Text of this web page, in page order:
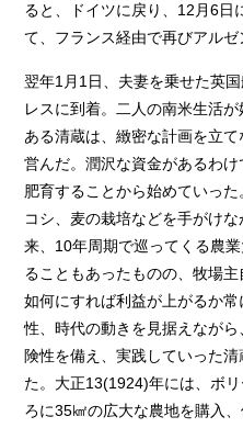
ると、ドイツに戻り、12月6日
て、フランス経由で再びアルゼ
翌年1月1日、夫妻を乗せた英
レスに到着。二人の南米生活
ある清蔵は、緻密な計画を立
営んだ。潤沢な資金があるわ
肥育することから始めていっ
コシ、麦の栽培などを手がけ
来、10年周期で巡ってくる農
ることもあったものの、牧場主
如何にすれば利益が上がるか
性、時代の動きを見据えなが
険性を備え、実践していった
た。大正13(1924)年には、ボ
ろに35㎢の広大な農地を購入